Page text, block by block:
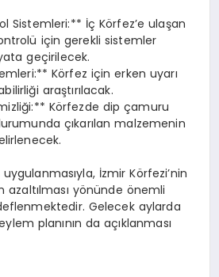
Sistemleri:** İç Körfez’e ulaşan
için gerekli sistemler
geçirilecek.
Körfez için erken uyarı
araştırılacak.
Körfezde dip çamuru
çıkarılan malzemenin
İzmir Körfezi’nin
azaltılması yönünde önemli
Gelecek aylarda
planının da açıklanması